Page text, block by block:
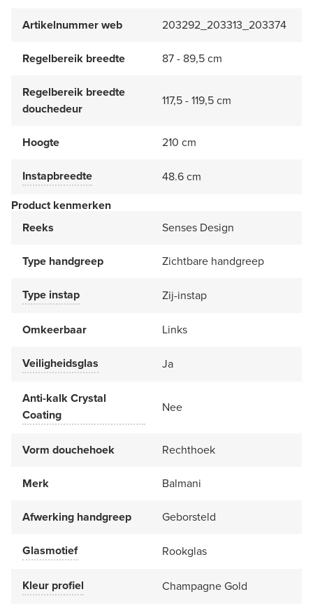
Artikelnummer web 203292_203313_203374
Regelbereik breedte 87 - 89,5 cm
Regelbereik breedte
douchedeur
117,5 - 119,5 cm
Hoogte 210 cm
Instapbreedte
48.6 cm
Product kenmerken
Reeks
Senses Design
Type handgreep Zichtbare handgreep
Type instap Zij-instap
Omkeerbaar Links
Veiligheidsglas Ja
Anti-kalk Crystal
Coating
Nee
Vorm douchehoek Rechthoek
Merk Balmani
Afwerking handgreep Geborsteld
Glasmotief Rookglas
Kleur profiel Champagne Gold